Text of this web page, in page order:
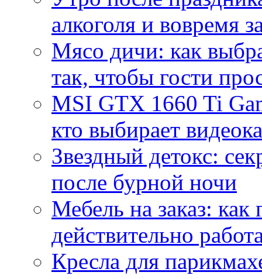
алкоголя и вовремя
Мясо дичи: как
так, чтобы гости
MSI GTX 1660 Ti
кто выбирает
Звездный детокс:
после бурной ночи
Мебель на заказ:
действительно
Кресла для